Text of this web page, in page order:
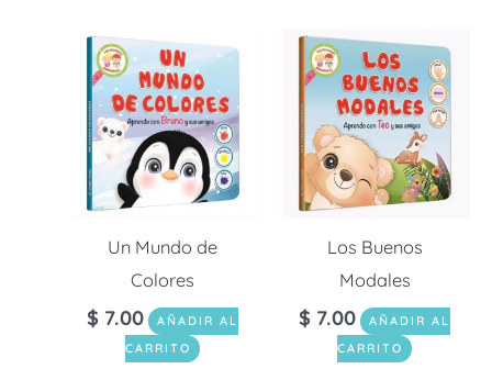
Un Mundo de
Colores
$ 7.00
AÑADIR AL
CARRITO
Los Buenos
Modales
$ 7.00
AÑADIR AL
CARRITO